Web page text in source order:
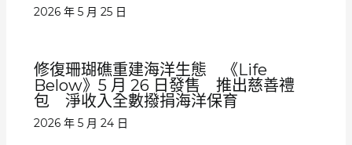
2026 年 5 月 25 日
修復珊瑚礁重建海洋生態 《Life
Below》5 月 26 日發售 推出慈善禮
包 淨收入全數撥捐海洋保育
2026 年 5 月 24 日